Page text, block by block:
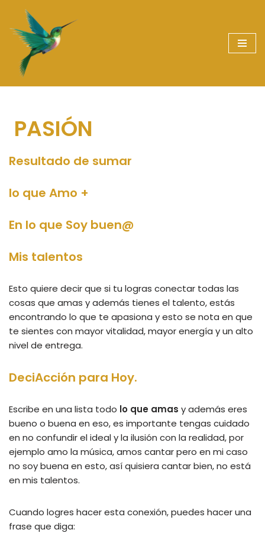
Saltar
contenido
PASIÓN
Resultado de sumar
lo que Amo +
En lo que Soy buen@
Mis talentos
Esto quiere decir que si tu logras conectar todas las
cosas que amas y además tienes el talento, estás
encontrando lo que te apasiona y esto se nota en que
te sientes con mayor vitalidad, mayor energía y un alto
nivel de entrega.
DeciAcción para Hoy.
Escribe en una lista todo lo que amas y además eres
bueno o buena en eso, es importante tengas cuidado
en no confundir el ideal y la ilusión con la realidad, por
ejemplo amo la música, amos cantar pero en mi caso
no soy buena en esto, así quisiera cantar bien, no está
en mis talentos.
Cuando logres hacer esta conexión, puedes hacer una
frase que diga: